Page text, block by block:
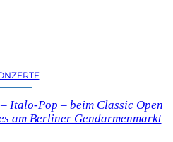
Italo-Pop – beim Classic Open
am Berliner Gendarmenmarkt